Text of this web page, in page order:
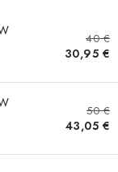
40 €
30,95 €
50 €
43,05 €